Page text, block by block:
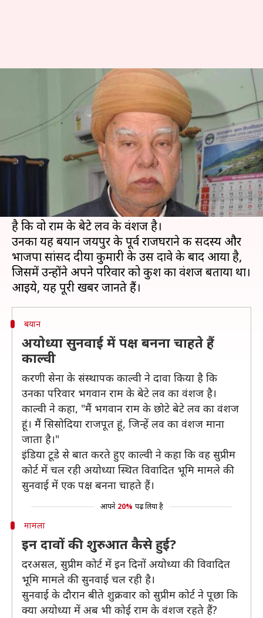
कुश के वंशजों के दावे के बाद करणी
सेना प्रमुख ने कहा- मैं लव का वंशज
प्रमोद कुमार Aug 13, 2019 02:45 pm
क्या है खबर?
फिल्म पद्मावत की रिलीज के समय अपने विरोध में सुर्खियों
में आई करणी सेना एक बार फिर चर्चा में है।
करणी सेना के संस्थापक लोकेंद्र सिंह काल्वी ने दावा किया
है कि वो राम के बेटे लव के वंशज है।
उनका यह बयान जयपुर के पूर्व राजघराने की सदस्य और
भाजपा सांसद दीया कुमारी के उस दावे के बाद आया है,
जिसमें उन्होंने अपने परिवार को कुश का वंशज बताया था।
बयान
अयोध्या सुनवाई में पक्ष बनना चाहते हैं
काल्वी
करणी सेना के संस्थापक काल्वी ने दावा किया है कि
उनका परिवार भगवान राम के बेटे लव का वंशज है।
काल्वी ने कहा, "मैं भगवान राम के छोटे बेटे लव का वंशज
हूं। मैं सिसोदिया राजपूत हूं, जिन्हें लव का वंशज माना
जाता है।"
इंडिया टूडे से बात करते हुए काल्वी ने कहा कि वह सुप्रीम
कोर्ट में चल रही अयोध्या स्थित विवादित भूमि मामले की
सुनवाई में एक पक्ष बनना चाहते हैं।
आपने 20% पढ़ लिया है
मामला
इन दावों की शुरुआत कैसे हुई?
दरअसल, सुप्रीम कोर्ट में इन दिनों अयोध्या की विवादित
भूमि मामले की सुनवाई चल रही है।
सुनवाई के दौरान बीते शुक्रवार को सुप्रीम कोर्ट ने पूछा कि
क्या अयोध्या में अब भी कोई राम के वंशज रहते हैं?